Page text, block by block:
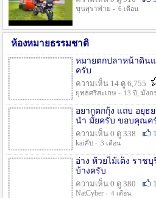
ขุนสุราพ่าย - 6 เดือน
ห้องหมายธรรมชาติ
หมายตกปลาหน้าดินแ
ครับ
ความเห็น 14 ดู 6,755
ยุทธศรีสะเกษ - 13 ปี , มังก
อยากตกกุ้ง แถบ อยุธ
นำ มั้ยครับ ขอบคุณค
ความเห็น 0 ดู 338
1
kaiคับ - 3 เดือน
อ่าง ห้วยไม้เต็ง ราช
บ้างครับ
ความเห็น 0 ดู 380
1
NatCyber - 4 เดือน